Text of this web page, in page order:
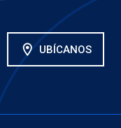
location_on UBÍCANOS